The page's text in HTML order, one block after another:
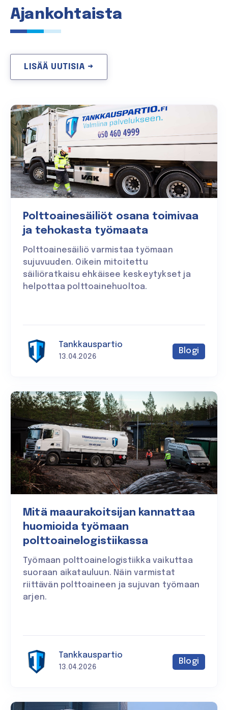
Ajankohtaista
LISÄÄ UUTISIA →
Polttoainesäiliöt osana toimivaa
ja tehokasta työmaata
Polttoainesäiliö varmistaa työmaan
sujuvuuden. Oikein mitoitettu
säiliöratkaisu ehkäisee keskeytykset ja
helpottaa polttoainehuoltoa.
Tankkauspartio
13.04.2026
Blogi
Mitä maaurakoitsijan kannattaa
huomioida työmaan
polttoainelogistiikassa
Työmaan polttoainelogistiikka vaikuttaa
suoraan aikatauluun. Näin varmistat
riittävän polttoaineen ja sujuvan työmaan
arjen.
Tankkauspartio
13.04.2026
Blogi